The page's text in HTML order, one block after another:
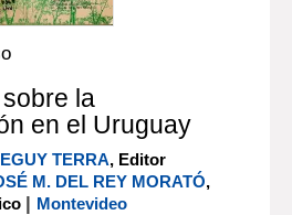
la
en el Uruguay
TERRA, Editor
M. DEL REY MORATÓ,
| Montevideo